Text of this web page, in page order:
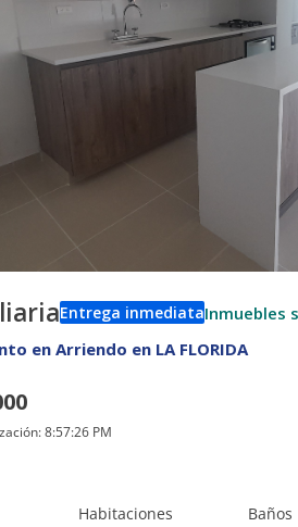
Entrega inmediataInmuebles
en Arriendo en LA FLORIDA
8:57:26 PM
Habitaciones Baños